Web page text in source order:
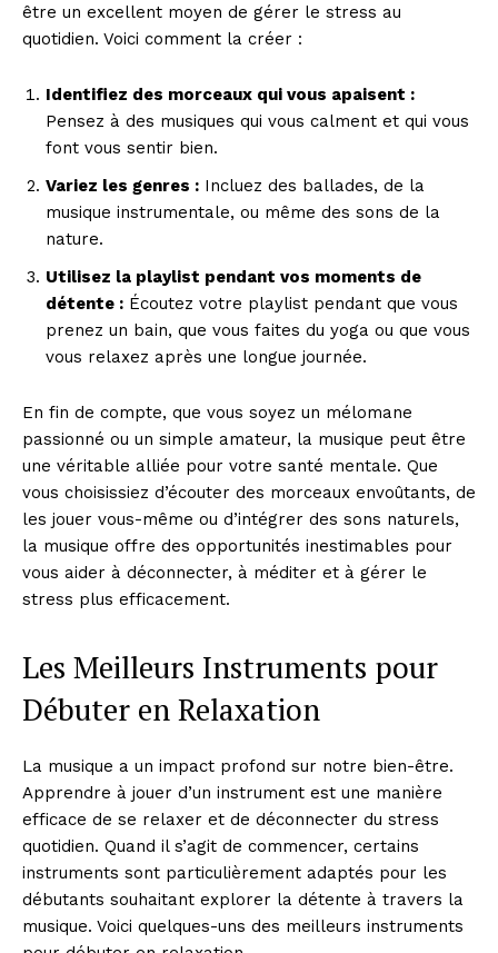
être un excellent moyen de gérer le stress au
quotidien. Voici comment la créer :
Identifiez des morceaux qui vous apaisent :
Pensez à des musiques qui vous calment et qui vous
font vous sentir bien.
Variez les genres : Incluez des ballades, de la
musique instrumentale, ou même des sons de la
nature.
Utilisez la playlist pendant vos moments de
détente : Écoutez votre playlist pendant que vous
prenez un bain, que vous faites du yoga ou que vous
vous relaxez après une longue journée.
En fin de compte, que vous soyez un mélomane
passionné ou un simple amateur, la musique peut être
une véritable alliée pour votre santé mentale. Que
vous choisissiez d’écouter des morceaux envoûtants, de
les jouer vous-même ou d’intégrer des sons naturels,
la musique offre des opportunités inestimables pour
vous aider à déconnecter, à méditer et à gérer le
stress plus efficacement.
Les Meilleurs Instruments pour
Débuter en Relaxation
La musique a un impact profond sur notre bien-être.
Apprendre à jouer d’un instrument est une manière
efficace de se relaxer et de déconnecter du stress
quotidien. Quand il s’agit de commencer, certains
instruments sont particulièrement adaptés pour les
débutants souhaitant explorer la détente à travers la
musique. Voici quelques-uns des meilleurs instruments